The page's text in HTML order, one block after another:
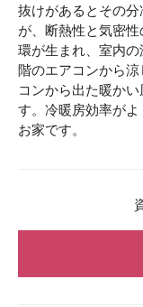
抜けがあるとその
が、断熱性と気密
環が生まれ、室内
階のエアコンから
コンから出た暖か
す。冷暖房効率が
お家です。